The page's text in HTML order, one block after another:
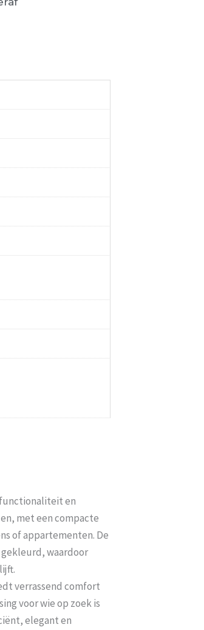
en
met een compacte
of appartementen. De
waardoor
verrassend comfort
voor wie op zoek is
elegant en